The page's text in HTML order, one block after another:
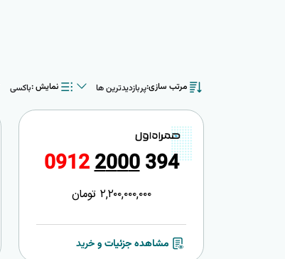
مرتب سازی:پربازدیدترین ها
پربازدیدترین ها
نمایش :باکسی
باکسی
09122000394
2,200,000,000 تومان
مشاهده جزئیات و خرید